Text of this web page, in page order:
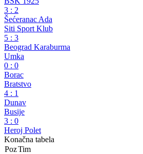
3 : 2
Šećeranac Ada
Siti Sport Klub
5 : 3
Beograd Karaburma
Umka
0 : 0
Borac
Bratstvo
4 : 1
Dunav
Busije
3 : 0
Heroj Polet
Konačna tabela
PozTim